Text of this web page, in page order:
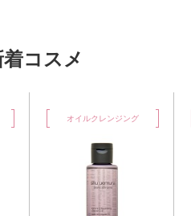
コスメ
ジング オイルクレンジング